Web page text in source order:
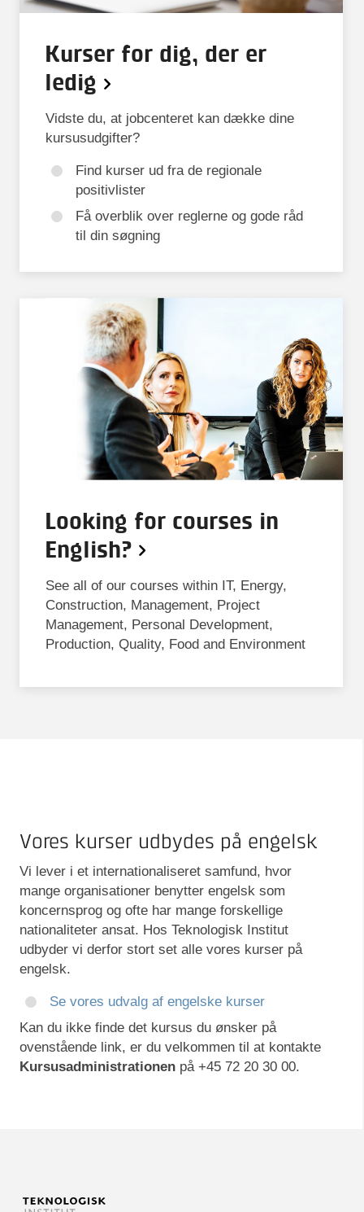
Product Management
Programmering af UR-
ERFA-MØDE
ERFA-gruppe for vandflow
og flowmåling
DKK 1.000
ekskl. moms
med Design of Experiments
DKK 11.500
2,6
TEMADAG 1 dag
KURSUS
Programmering af UR-
robotter – Videregående
Kompetencecertifikat til
Kurser for dig, der er
ledig
Vidste du, at jobcenteret kan dække dine
kursusudgifter?
Find kurser ud fra de regionale
positivlister
Få overblik over reglerne og gode råd
til din søgning
Looking for courses in
English?
See all of our courses within IT, Energy,
Construction, Management, Project
Management, Personal Development,
Production, Quality, Food and Environment
Vores kurser udbydes på engelsk
Vi lever i et internationaliseret samfund, hvor
mange organisationer benytter engelsk som
koncernsprog og ofte har mange forskellige
nationaliteter ansat. Hos Teknologisk Institut
udbyder vi derfor stort set alle vores kurser på
engelsk.
Se vores udvalg af engelske kurser
Kan du ikke finde det kursus du ønsker på
ovenstående link, er du velkommen til at kontakte
Kursusadministrationen på +45 72 20 30 00.